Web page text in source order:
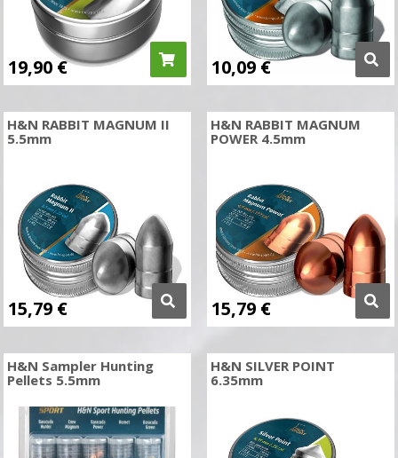
19,90 € 10,09 €
H&N RABBIT MAGNUM II
5.5mm
15,79 €
H&N RABBIT MAGNUM
POWER 4.5mm
15,79 €
H&N Sampler Hunting
Pellets 5.5mm
H&N SILVER POINT
6.35mm